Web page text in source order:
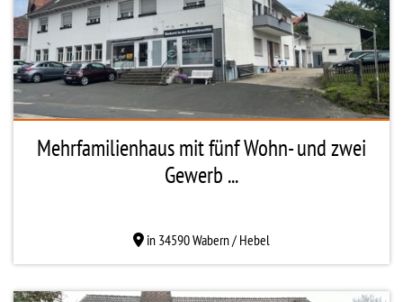
Mehrfamilienhaus mit fünf Wohn- und zwei
Gewerb ...
in 34590 Wabern / Hebel